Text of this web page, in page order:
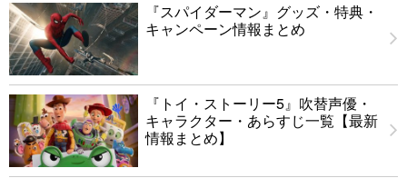
『スパイダーマン』グッズ・特典・
キャンペーン情報まとめ
『トイ・ストーリー5』吹替声優・
キャラクター・あらすじ一覧【最新
情報まとめ】